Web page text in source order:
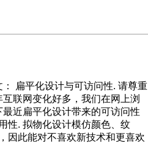
扁平化设计与可访问性. 请尊重
联网变化好多，我们在网上浏
近扁平化设计带来的可访问性
性. 拟物化设计模仿颜色、纹
因此能对不喜欢新技术和更喜欢